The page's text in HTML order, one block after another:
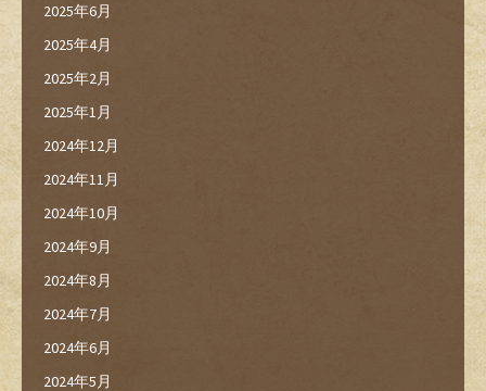
2025年6月
2025年4月
2025年2月
2025年1月
2024年12月
2024年11月
2024年10月
2024年9月
2024年8月
2024年7月
2024年6月
2024年5月